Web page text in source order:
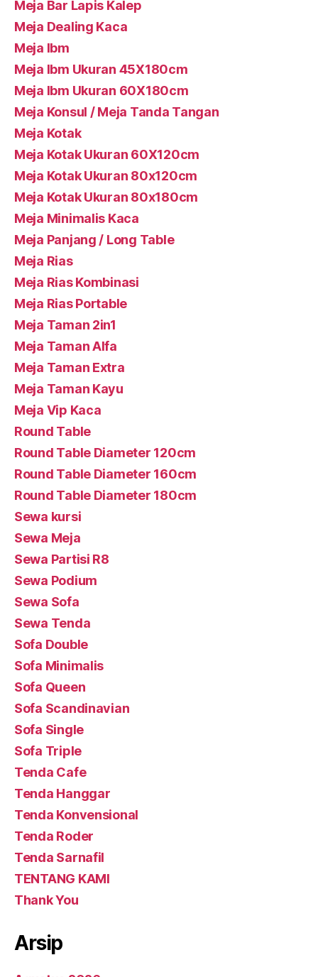
Meja Bar Lapis Kalep
Meja Dealing Kaca
Meja Ibm
Meja Ibm Ukuran 45X180cm
Meja Ibm Ukuran 60X180cm
Meja Konsul / Meja Tanda Tangan
Meja Kotak
Meja Kotak Ukuran 60X120cm
Meja Kotak Ukuran 80x120cm
Meja Kotak Ukuran 80x180cm
Meja Minimalis Kaca
Meja Panjang / Long Table
Meja Rias
Meja Rias Kombinasi
Meja Rias Portable
Meja Taman 2in1
Meja Taman Alfa
Meja Taman Extra
Meja Taman Kayu
Meja Vip Kaca
Round Table
Round Table Diameter 120cm
Round Table Diameter 160cm
Round Table Diameter 180cm
Sewa kursi
Sewa Meja
Sewa Partisi R8
Sewa Podium
Sewa Sofa
Sewa Tenda
Sofa Double
Sofa Minimalis
Sofa Queen
Sofa Scandinavian
Sofa Single
Sofa Triple
Tenda Cafe
Tenda Hanggar
Tenda Konvensional
Tenda Roder
Tenda Sarnafil
TENTANG KAMI
Thank You
Arsip